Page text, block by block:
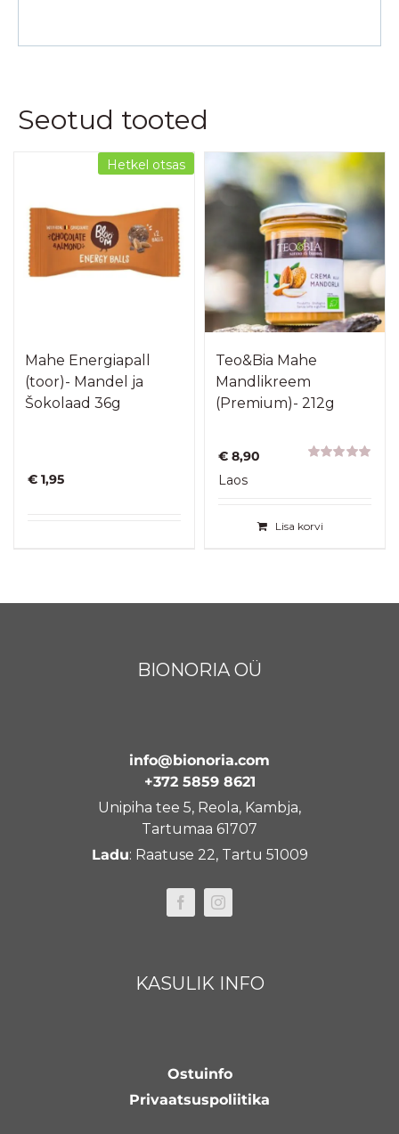
Seotud tooted
Hetkel otsas
Mahe Energiapall
(toor)- Mandel ja
Šokolaad 36g
€ 1,95
Teo&Bia Mahe
Mandlikreem
(Premium)- 212g
€ 8,90
Laos
Lisa korvi
BIONORIA OÜ
info@bionoria.com
+372 5859 8621
Unipiha tee 5, Reola, Kambja,
Tartumaa 61707
Ladu: Raatuse 22, Tartu 51009
KASULIK INFO
Ostuinfo
Privaatsuspoliitika